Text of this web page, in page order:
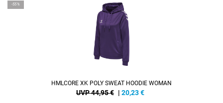
-55%
HMLCORE XK POLY SWEAT HOODIE WOMAN
UVP 44,95 € | 20,23€